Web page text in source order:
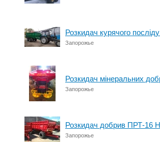
Розкидач курячого
Запорожье
Розкидач мінеральних
Запорожье
Розкидач добрив ПРТ-16
Запорожье